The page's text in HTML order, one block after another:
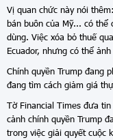
Vị quan chức này nói
bán buôn của Mỹ... có thể
dùng. Việc xóa bỏ thuế
Ecuador, nhưng có thể
Chính quyền Trump đang
đang tìm cách giảm giá
Tờ Financial Times đưa
cảnh chính quyền Trump
trong việc giải quyết cuộc